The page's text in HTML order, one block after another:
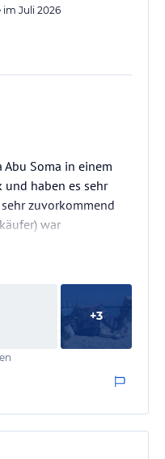
im Juli 2026
Abu Soma in einem
haben es sehr
zuvorkommend
war
+3